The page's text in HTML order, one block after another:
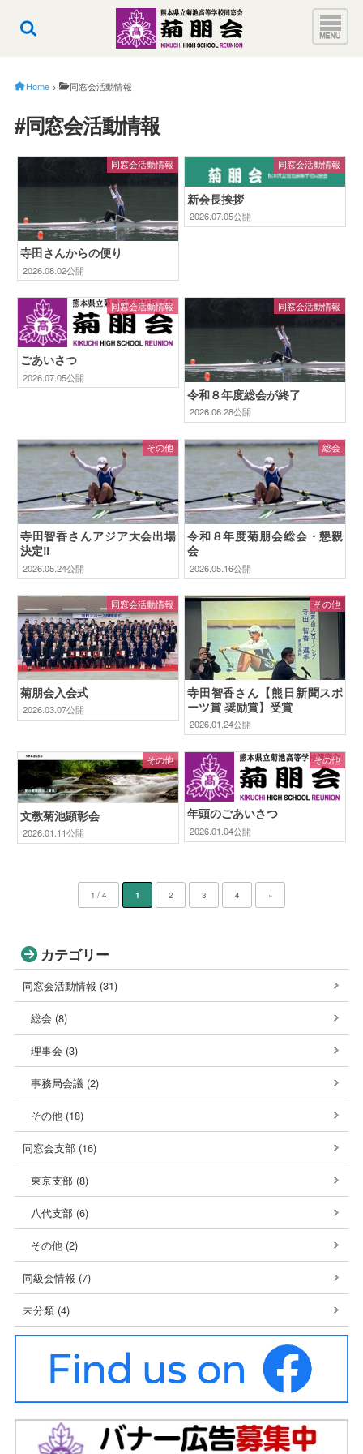
Home > 同窓会活動情報
#同窓会活動情報
同窓会活動情報
寺田さんからの便り
2026.08.02公開
同窓会活動情報
新会長挨拶
2026.07.05公開
同窓会活動情報
ごあいさつ
2026.07.05公開
同窓会活動情報
令和８年度総会が終了
2026.06.28公開
その他
寺田智香さんアジア大会出場
決定‼
2026.05.24公開
総会
令和８年度菊朋会総会・懇親
会
2026.05.16公開
同窓会活動情報
菊朋会入会式
2026.03.07公開
その他
寺田智香さん【熊日新聞スポ
ーツ賞 奨励賞】受賞
2026.01.24公開
その他
文教菊池顕彰会
2026.01.11公開
その他
年頭のごあいさつ
2026.01.04公開
1 / 4 1 2 3 4 »
カテゴリー
同窓会活動情報 (31)
総会 (8)
理事会 (3)
事務局会議 (2)
その他 (18)
同窓会支部 (16)
東京支部 (8)
八代支部 (6)
その他 (2)
同級会情報 (7)
未分類 (4)